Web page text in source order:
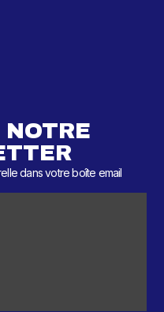
dans votre boîte email